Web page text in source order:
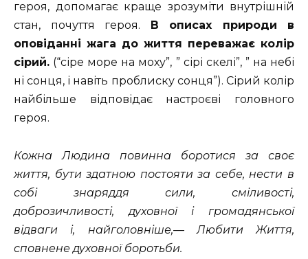
героя, допомагає краще зрозуміти внутрішній
стан, почуття героя.
В описах природи в
оповіданні жага до життя переважає колір
сірий. (“сіре море на моху”, ” сірі скелі”, ” на небі
ні сонця, і навіть проблиску сонця”). Сірий колір
найбільше відповідає настроєві головного
героя.
Кожна Людина повинна боротися за своє
життя, бути здатною постояти за себе, нести в
собі знаряддя сили, сміливості,
доброзичливості, духовної і громадянської
відваги і, найголовніше,— Любити Життя,
сповнене духовної боротьби.